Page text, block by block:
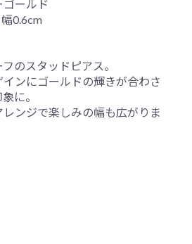
ールド
0.6cm
のスタッドピアス。
ンにゴールドの輝きが合わさ
に。
ンジで楽しみの幅も広がりま